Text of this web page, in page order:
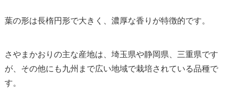
葉の形は長楕円形で大きく、濃厚な香りが特徴的です。
さやまかおりの主な産地は、埼玉県や静岡県、三重県です
が、その他にも九州まで広い地域で栽培されている品種で
す。